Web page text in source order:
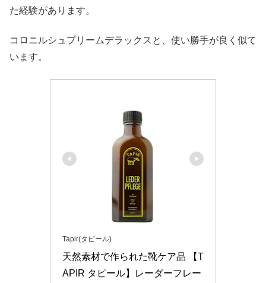
た経験があります。
コロニルシュプリームデラックスと、使い勝手が良く似て
います。
Tapir(タピール)
天然素材で作られた靴ケア品 【T
APIR タピール】レーダーフレー